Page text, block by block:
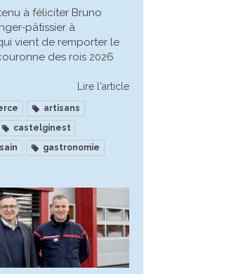
à féliciter Bruno
pâtissier à
vient de remporter le
des rois 2026
Lire l'article
artisans
castelginest
gastronomie